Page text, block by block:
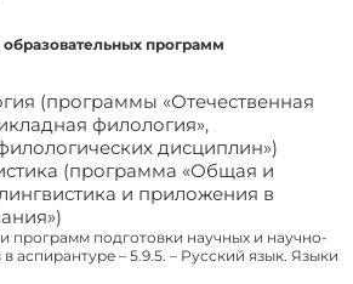
программ
(программы «Отечественная
филология»,
дисциплин»)
(программа «Общая и
и приложения в
программ подготовки научных и научно-
аспирантуре – 5.9.5. – Русский язык. Языки